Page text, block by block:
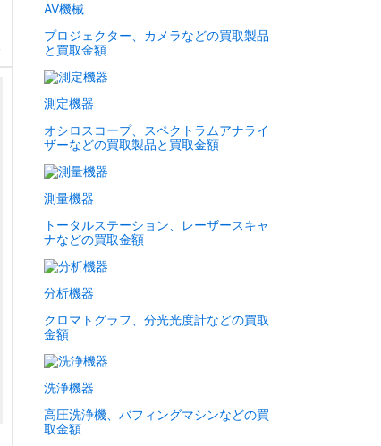
AV機械
プロジェクター、カメラなどの買取製品
と買取金額
測定機器
オシロスコープ、スペクトラムアナライ
ザーなどの買取製品と買取金額
測量機器
トータルステーション、レーザースキャ
ナなどの買取金額
分析機器
クロマトグラフ、分光光度計などの買取
金額
洗浄機器
高圧洗浄機、バフィングマシンなどの買
取金額